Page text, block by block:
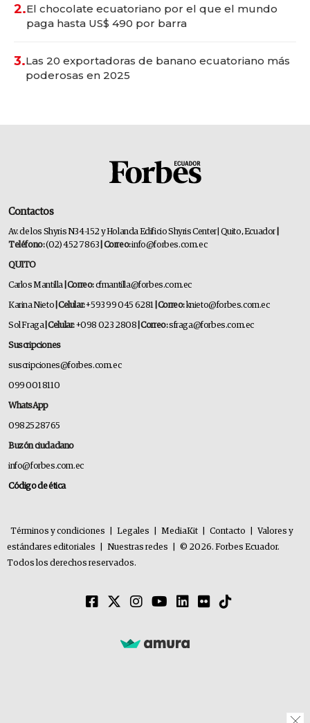
2.El chocolate ecuatoriano por el que el mundo
paga hasta US$ 490 por barra
3.Las 20 exportadoras de banano ecuatoriano más
poderosas en 2025
Contactos
Av. de los Shyris N34-152 y Holanda Edificio Shyris Center | Quito, Ecuador
Teléfono:(02) 452 7863 | Correo:info@forbes.com.ec
QUITO
Carlos Mantilla | Correo:cfmantilla@forbes.com.ec
Karina Nieto | Celular:+593 99 045 6281 | Correo:knieto@forbes.com.ec
Sol Fraga| Celular:+098 023 2808 | Correo:sfraga@forbes.com.ec
Suscripciones
suscripciones@forbes.com.ec
099 001 8110
WhatsApp
0982528765
Buzón ciudadano
info@forbes.com.ec
Código de ética
Términos y condiciones Legales MediaKit Contacto
Valores y
estándares editoriales
Nuestras redes
© 2026. Forbes Ecuador.
Todos los derechos reservados.